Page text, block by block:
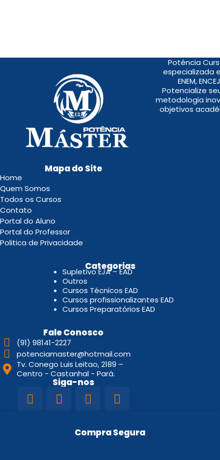
Potência
especializada
ENEM,
Potencialize
metodologia
objetivos
Mapa do Site
Home
Quem Somos
Todos os Cursos
Contato
Portal do Aluno
Portal do Professor
Politica de Privacidade
Categorias
Supletivo EJA – EAD
Outros
Cursos Técnicos EAD
Cursos profissionalizantes EAD
Cursos Preparatórios EAD
Fale Conosco
(91) 98141-2227
potenciamaster@hotmail.com
Tv. Conego Luis Leitao, 2189 –
Centro - Castanhal - Pará.
Siga-nos
Compra Segura